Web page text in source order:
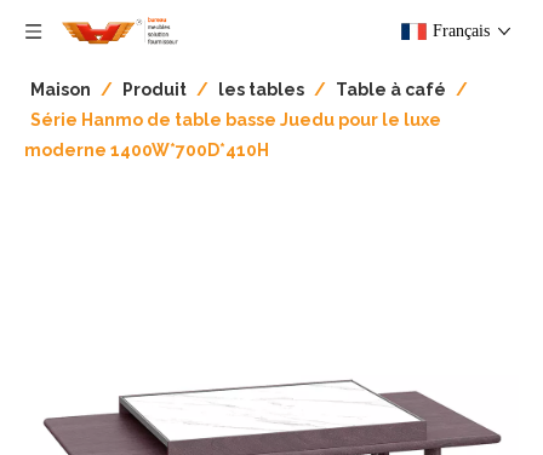
Français
Maison / Produit / les tables / Table à café
/
Série Hanmo de table basse Juedu pour le luxe
moderne 1400W*700D*410H